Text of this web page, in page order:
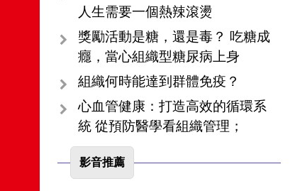
人生需要一個熱辣滾燙
獎勵活動是糖，還是毒？ 吃糖成
癮，當心組織型糖尿病上身
組織何時能達到群體免疫？
心血管健康：打造高效的循環系
統 從預防醫學看組織管理；
影音推薦